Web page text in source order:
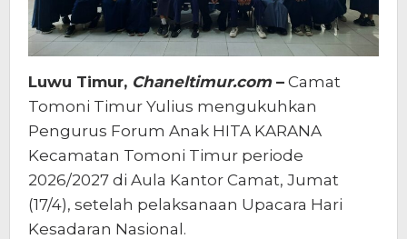
Luwu Timur, Chaneltimur.com– Camat
Tomoni Timur Yulius mengukuhkan
Pengurus Forum Anak HITA KARANA
Kecamatan Tomoni Timur periode
2026/2027 di Aula Kantor Camat, Jumat
(17/4), setelah pelaksanaan Upacara Hari
Kesadaran Nasional.